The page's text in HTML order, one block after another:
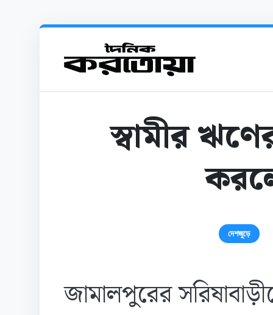
স্বামীর
দেশজুড়ে
জামালপুরের